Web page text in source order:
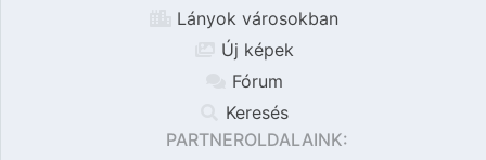
Lányok városokban
Új képek
Fórum
Keresés
PARTNEROLDALAINK: